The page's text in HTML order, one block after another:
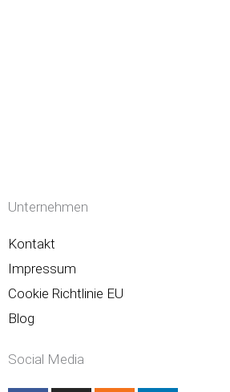
Unternehmen
Kontakt
Impressum
Cookie Richtlinie EU
Blog
Social Media